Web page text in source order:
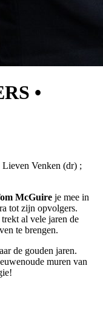
•
Venken (dr) ;
McGuire je mee in
tot zijn opvolgers.
al vele jaren de
te brengen.
de gouden jaren.
muren van